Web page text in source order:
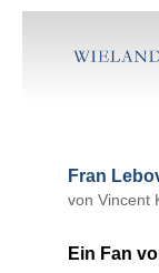
Fran
von Vincent
Ein Fan